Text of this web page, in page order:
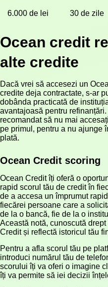
6.000 de lei 30 de zile
Ocean credit
alte credite
Dacă vrei să accesezi un
credite deja contractate, s-ar
dobânda practicată de
avantajoasă pentru
recomandat să nu mai
pe primul, pentru a nu ajunge
plată.
Ocean Credit scoring
Ocean Credit îți oferă o
rapid scorul tău de credit în
de a accesa un împrumut
fiecărei persoane care a
de la o bancă, fie de la o
Această notă, cunoscută
Credit și reflectă istoricul tău
Pentru a afla scorul tău pe
introduci numărul tău de
scorului îți va oferi o imagine
îți va permite să iei decizii